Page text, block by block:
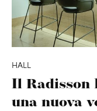
HALL
Il Radisson
una nuova